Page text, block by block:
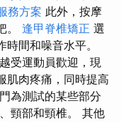
務方案 此外，按摩
。 逢甲脊椎矯正 選
間和噪音水平。
受運動員歡迎，現
肌肉疼痛，同時提高
為測試的某些部分
頸部和頸椎。 其他